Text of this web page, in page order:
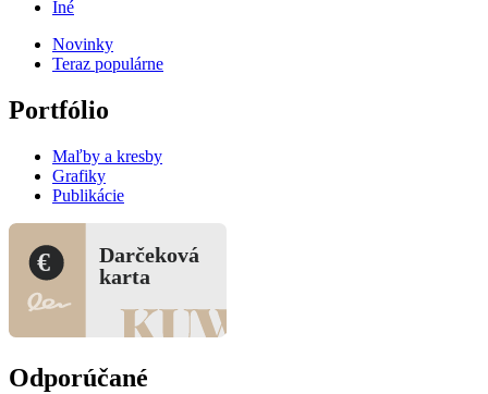
Iné
Novinky
Teraz populárne
Portfólio
Maľby a kresby
Grafiky
Publikácie
Darčeková
karta
€
Odporúčané